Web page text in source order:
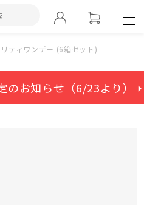
ティワンデー (6箱セット)
のお知らせ（6/23より） ⏵